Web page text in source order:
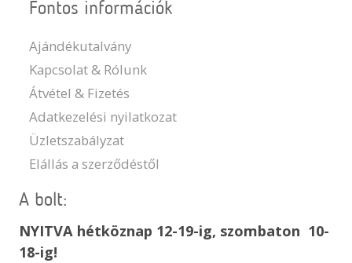
Fontos információk
Ajándékutalvány
Kapcsolat & Rólunk
Átvétel & Fizetés
Adatkezelési nyilatkozat
Üzletszabályzat
Elállás a szerződéstől
A bolt:
NYITVA hétköznap 12-19-ig, szombaton 10-
18-ig!